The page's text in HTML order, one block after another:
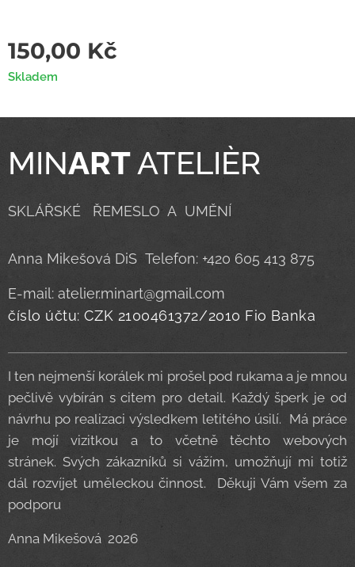
150,00 Kč
Skladem
MINARTATELIÈR
SKLÁŘSKÉ ŘEMESLO A UMĚNÍ
Anna Mikešová DiS Telefon: +420 605 413 875
E-mail: atelier.minart@gmail.com
číslo účtu: CZK 2100461372/2010 Fio Banka
I ten nejmenší korálek mi prošel pod rukama a je mnou
pečlivě vybírán s citem pro detail. Každý šperk je od
návrhu po realizaci výsledkem letitého úsilí. Má práce
je mojí vizitkou a to včetně těchto webových
stránek. Svých zákazníků si vážím, umožňují mi totiž
dál rozvíjet uměleckou činnost. Děkuji Vám všem za
podporu
Anna Mikešová 2026